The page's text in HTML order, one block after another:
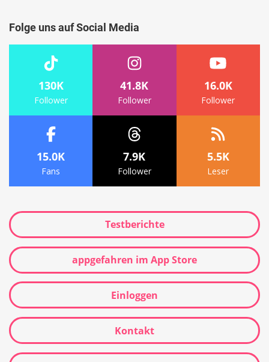
Folge uns auf Social Media
130K
Follower
41.8K
Follower
16.0K
Follower
15.0K
Fans
7.9K
Follower
5.5K
Leser
Testberichte
appgefahren im App Store
Einloggen
Kontakt